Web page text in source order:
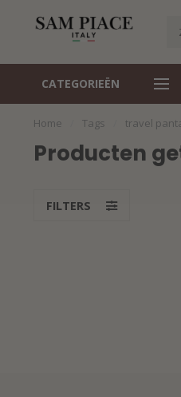
CATEGORIEËN
Italiaans design
Home Tags travel
Producten
FILTERS